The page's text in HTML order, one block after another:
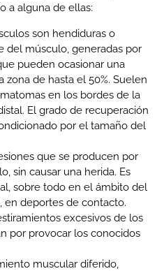
a alguna de ellas:
son hendiduras o
del músculo, generadas por
pueden ocasionar una
zona de hasta el 50%. Suelen
en los bordes de la
El grado de recuperación
por el tamaño del
que se producen por
sin causar una herida. Es
sobre todo en el ámbito del
en deportes de contacto.
excesivos de los
por provocar los conocidos
muscular diferido,